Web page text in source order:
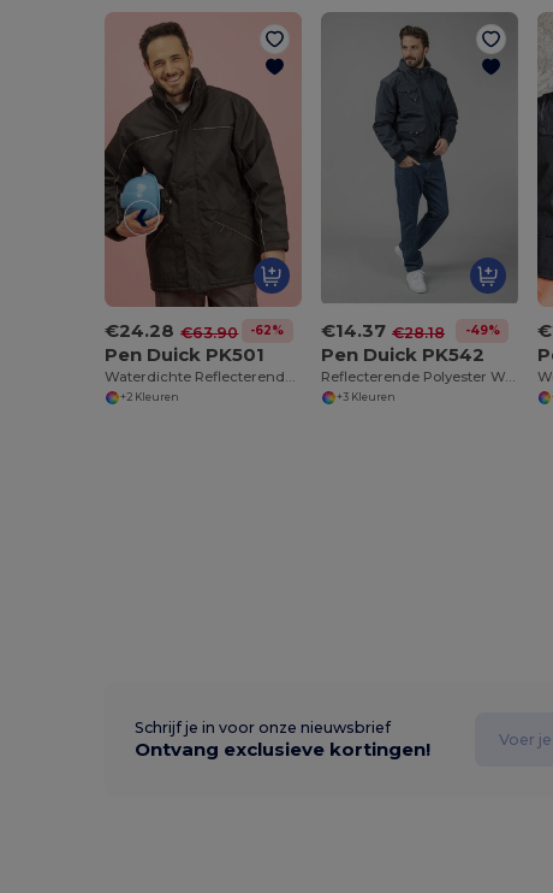
€24.28 €63.90 -62%
Pen Duick PK501
+2 Kleuren
€14.37 €28.18 -49%
Pen Duick PK542
+3 Kleuren
Schrijf je in voor onze nieuwsbrief
Ontvang exclusieve kortingen!